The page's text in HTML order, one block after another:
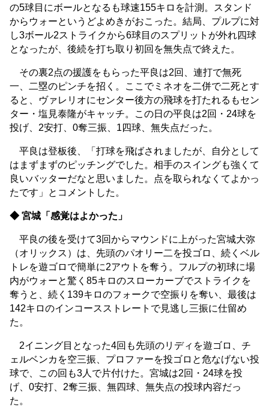
の5球目にボールとなるも球速155キロを計測。スタンド
からウォーというどよめきがおこった。結局、プルプに対
し3ボール2ストライクから6球目のスプリットが外れ四球
となったが、後続を打ち取り初回を無失点で終えた。
その裏2点の援護をもらった平良は2回、連打で無死
一、二塁のピンチを招く。ここでミネオを二併で二死とす
ると、ヴァレリオにセンター後方の飛球を打たれるもセン
ター・塩見泰隆がキャッチ。この日の平良は2回・24球を
投げ、2安打、0奪三振、1四球、無失点だった。
平良は登板後、「打球を飛ばされましたが、自分として
はまずまずのピッチングでした。相手のスイングも強くて
良いバッターだなと思いました。点を取られなくてよかっ
たです」とコメントした。
◆ 宮城「感覚はよかった」
平良の後を受けて3回からマウンドに上がった宮城大弥
（オリックス）は、先頭のパオリー二を投ゴロ、続くベル
トレを遊ゴロで簡単に2アウトを奪う。フルプの初球に場
内がウォーと驚く85キロのスローカーブでストライクを
奪うと、続く139キロのフォークで空振りを奪い、最後は
142キロのインコースストレートで見逃し三振に仕留め
た。
2イニング目となった4回も先頭のリディを遊ゴロ、チ
ェルベンカを空三振、プロファーを投ゴロと危なげない投
球で、この回も3人で片付けた。宮城は2回・24球を投
げ、0安打、2奪三振、無四球、無失点の投球内容だっ
た。